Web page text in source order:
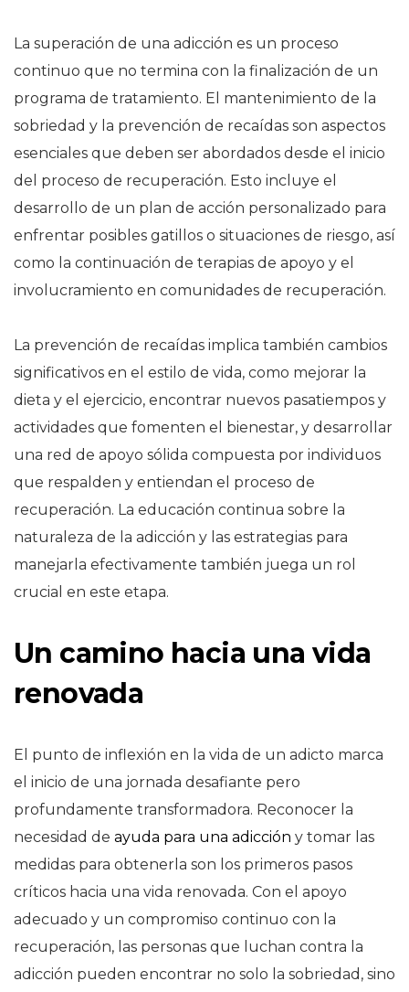
La superación de una adicción es un proceso
continuo que no termina con la finalización de un
programa de tratamiento. El mantenimiento de la
sobriedad y la prevención de recaídas son aspectos
esenciales que deben ser abordados desde el inicio
del proceso de recuperación. Esto incluye el
desarrollo de un plan de acción personalizado para
enfrentar posibles gatillos o situaciones de riesgo, así
como la continuación de terapias de apoyo y el
involucramiento en comunidades de recuperación.
La prevención de recaídas implica también cambios
significativos en el estilo de vida, como mejorar la
dieta y el ejercicio, encontrar nuevos pasatiempos y
actividades que fomenten el bienestar, y desarrollar
una red de apoyo sólida compuesta por individuos
que respalden y entiendan el proceso de
recuperación. La educación continua sobre la
naturaleza de la adicción y las estrategias para
manejarla efectivamente también juega un rol
crucial en este etapa.
Un camino hacia una vida
renovada
El punto de inflexión en la vida de un adicto marca
el inicio de una jornada desafiante pero
profundamente transformadora. Reconocer la
necesidad de ayuda para una adicción y tomar las
medidas para obtenerla son los primeros pasos
críticos hacia una vida renovada. Con el apoyo
adecuado y un compromiso continuo con la
recuperación, las personas que luchan contra la
adicción pueden encontrar no solo la sobriedad, sino